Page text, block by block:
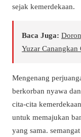
sejak kemerdekaan.
Baca Juga:
Yuzar Canangkan
Mengenang
berkorban nyawa
cita-cita
untuk memajukan
yang sama.